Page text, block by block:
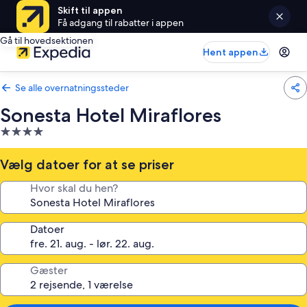
Skift til appen
Få adgang til rabatter i appen
Gå til hovedsektionen
Hent appen
Se alle overnatningssteder
Sonesta Hotel Miraflores
4.0-
stjernet
overnatningssted
Vælg datoer for at se priser
Hvor skal du hen?
Datoer
Gæster